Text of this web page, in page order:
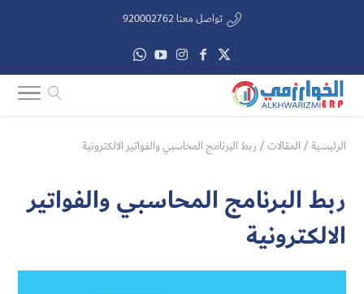
تواصل معنا 920002762
الرئيسية/ المقالات/ ربط البرنامج المحاسبي والفواتير الالكترونية
ربط البرنامج المحاسبي والفواتير
الالكترونية